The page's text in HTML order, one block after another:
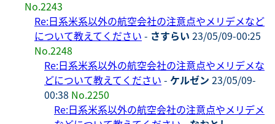
No.2243
Re:日系米系以外の航空会社の注意点やメリデメなど
について教えてください - さすらい 23/05/09-00:25
No.2248
Re:日系米系以外の航空会社の注意点やメリデメな
どについて教えてください - ケルゼン 23/05/09-
00:38 No.2250
Re:日系米系以外の航空会社の注意点やメリデメ